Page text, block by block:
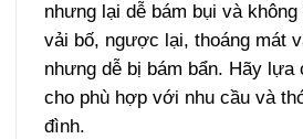
nhưng lại dễ bám bụi và
vải bố, ngược lại, thoáng mát
nhưng dễ bị bám bẩn. Hãy lựa
cho phù hợp với nhu cầu và
đình.